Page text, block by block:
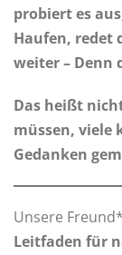
probiert es
Haufen, redet
weiter – Denn
Das heißt
müssen, viele
Gedanken
Unsere
Leitfaden für